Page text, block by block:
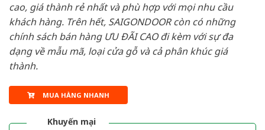
cao, giá thành rẻ nhất và phù hợp với mọi nhu cầu
khách hàng. Trên hết, SAIGONDOOR còn có những
chính sách bán hàng ƯU ĐÃI CAO đi kèm với sự đa
dạng về mẫu mã, loại cửa gỗ và cả phân khúc giá
thành.
MUA HÀNG NHANH
Khuyến mại